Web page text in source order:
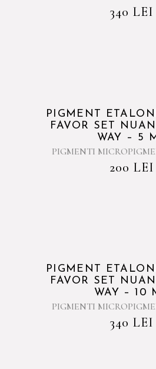
340 LEI
PIGMENT
FAVOR SET
WAY – 5
PIGMENTI
200 LEI
PIGMENT
FAVOR SET
WAY – 10
PIGMENTI
340 LEI